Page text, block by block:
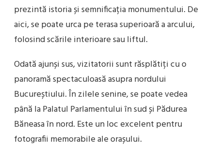
prezintă istoria și semnificația monumentului. De
aici, se poate urca pe terasa superioară a arcului,
folosind scările interioare sau liftul.
Odată ajunși sus, vizitatorii sunt răsplătiți cu o
panoramă spectaculoasă asupra nordului
Bucureștiului. În zilele senine, se poate vedea
până la Palatul Parlamentului în sud și Pădurea
Băneasa în nord. Este un loc excelent pentru
fotografii memorabile ale orașului.